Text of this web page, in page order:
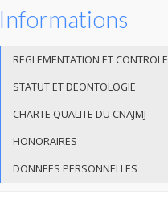
Informations
REGLEMENTATION ET CONTROLE
STATUT ET DEONTOLOGIE
CHARTE QUALITE DU CNAJMJ
HONORAIRES
DONNEES PERSONNELLES